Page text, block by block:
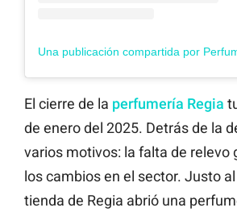
El cierre de la perfumería Regia
de enero del 2025. Detrás de la
varios motivos: la falta de relevo
los cambios en el sector. Justo
tienda de Regia abrió una